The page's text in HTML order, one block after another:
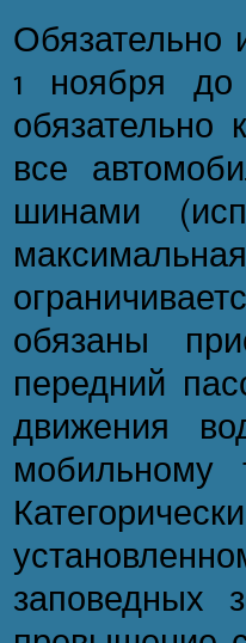
Обязательно
1 ноября до
обязательно
все
шинами
обязаны
передний
движения
заповедных